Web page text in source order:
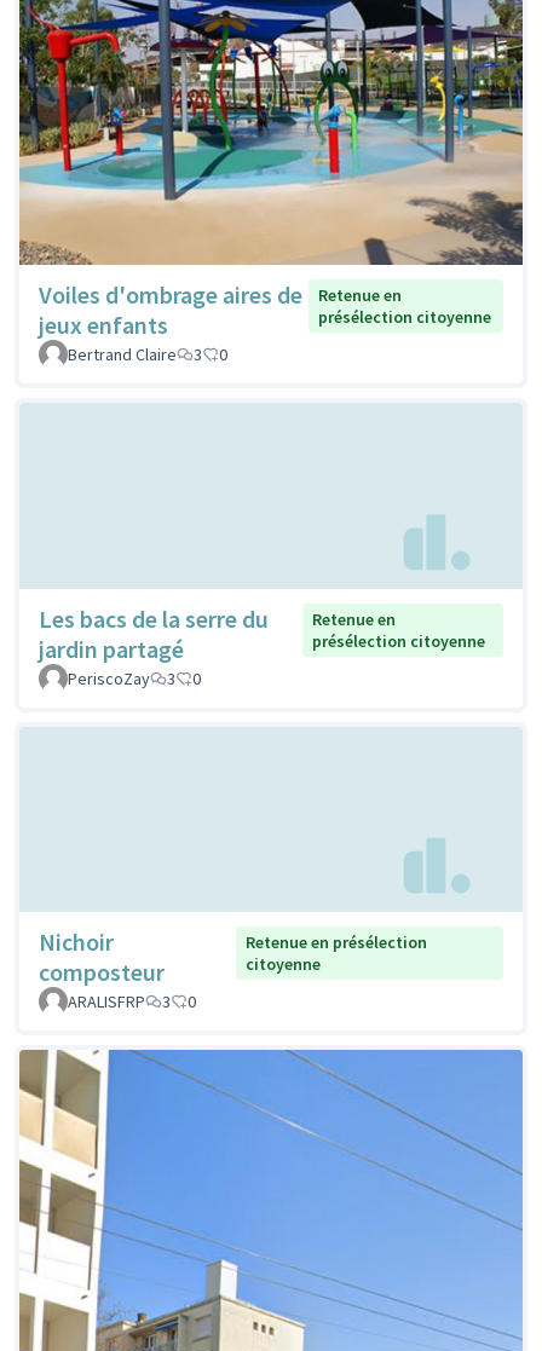
Voiles d'ombrage aires de
jeux enfants
Retenue en
présélection citoyenne
Bertrand Claire
3 0
Les bacs de la serre du
jardin partagé
Retenue en
présélection citoyenne
PeriscoZay
3 0
Nichoir
composteur
Retenue en présélection
citoyenne
ARALISFRP
3 0